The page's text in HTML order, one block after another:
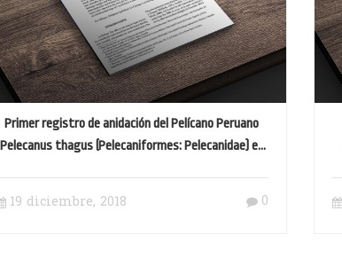
Primer registro de anidación del Pelícano Peruano
Pelecanus thagus (Pelecaniformes: Pelecanidae) en
19 diciembre, 2018 0